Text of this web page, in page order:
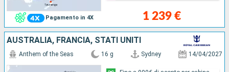
Pagamento in 4X 1 239 €
AUSTRALIA, FRANCIA, STATI UNITI
Anthem of the Seas 16 g Sydney 14/04/2027